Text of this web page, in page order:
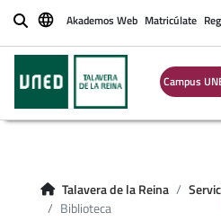
BuscarAkademos Web Matricúlate
Campus
Talavera de la Reina
Biblioteca